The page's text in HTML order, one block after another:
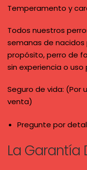
Temperamento y
Todos nuestros
semanas de
propósito, perro de
sin experiencia o uso
Seguro de vida: (Por
venta)
Pregunte por
La Garantía